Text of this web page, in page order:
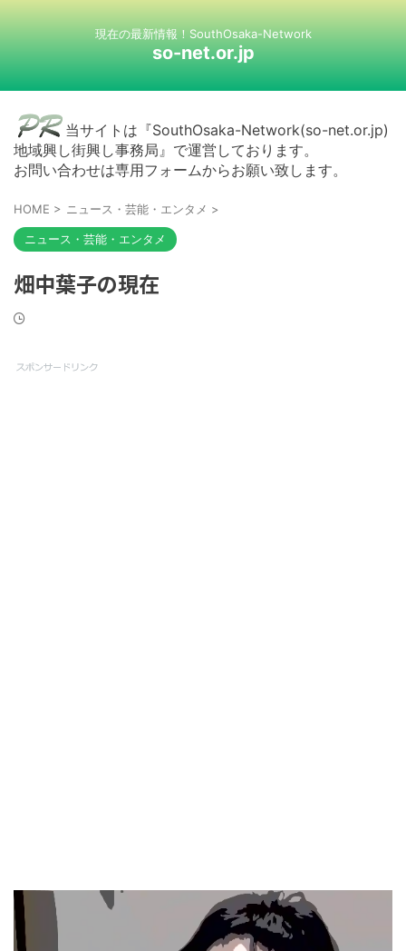
現在の最新情報！SouthOsaka-Network
so-net.or.jp
当サイトは『SouthOsaka-Network(so-net.or.jp)
地域興し街興し事務局』で運営しております。
お問い合わせは専用フォームからお願い致します。
HOME > ニュース・芸能・エンタメ >
ニュース・芸能・エンタメ
畑中葉子の現在